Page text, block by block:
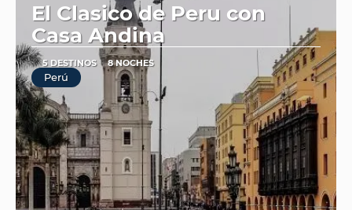
El Clasico de Peru con
Casa Andina
5 DESTINOS 8 NOCHES
Perú